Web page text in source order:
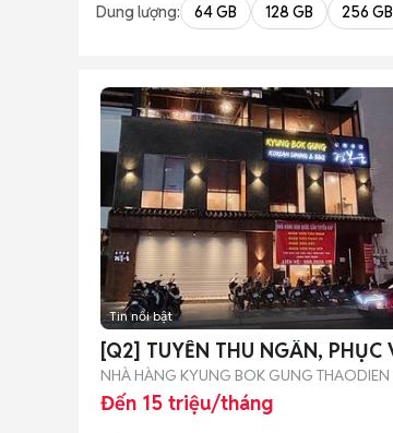
Dung lượng: 64 GB 128 GB 256 GB
Tin nổi bật
[Q2] TUYỂN THU NGÂN, PHỤC
NHÀ HÀNG KYUNG BOK GUNG THAODIEN
Đến 15 triệu/tháng